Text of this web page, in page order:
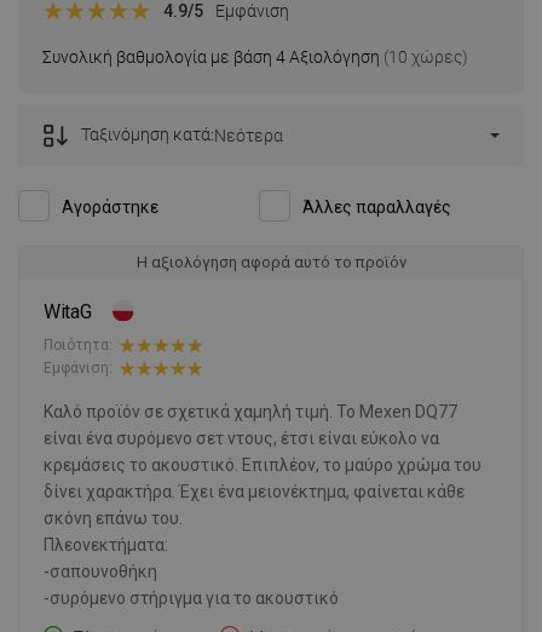
Συνολική βαθμολογία με βάση 4 Αξιολόγηση (10 χώρες)
4.9/5 Εμφάνιση
Αγοράστηκε Άλλες παραλλαγές
Ταξινόμηση κατά:Νεότερα
Η αξιολόγηση αφορά αυτό το προϊόν
WitaG
Ποιότητα:
Εμφάνιση:
Καλό προϊόν σε σχετικά χαμηλή τιμή. Το Mexen DQ77
είναι ένα συρόμενο σετ ντους, έτσι είναι εύκολο να
κρεμάσεις το ακουστικό. Επιπλέον, το μαύρο χρώμα του
δίνει χαρακτήρα. Έχει ένα μειονέκτημα, φαίνεται κάθε
σκόνη επάνω του.
Πλεονεκτήματα:
-σαπουνοθήκη
-συρόμενο στήριγμα για το ακουστικό